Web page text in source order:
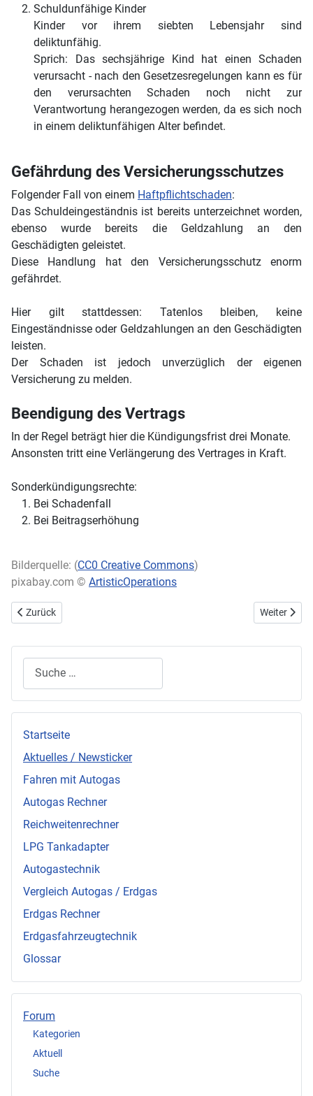
Schuldunfähige Kinder
Kinder vor ihrem siebten Lebensjahr sind
deliktunfähig.
Sprich: Das sechsjährige Kind hat einen Schaden
verursacht - nach den Gesetzesregelungen kann es für
den verursachten Schaden noch nicht zur
Verantwortung herangezogen werden, da es sich noch
in einem deliktunfähigen Alter befindet.
Gefährdung des Versicherungsschutzes
Folgender Fall von einem Haftpflichtschaden:
Das Schuldeingeständnis ist bereits unterzeichnet worden,
ebenso wurde bereits die Geldzahlung an den
Geschädigten geleistet.
Diese Handlung hat den Versicherungsschutz enorm
gefährdet.
Hier gilt stattdessen: Tatenlos bleiben, keine
Eingeständnisse oder Geldzahlungen an den Geschädigten
leisten.
Der Schaden ist jedoch unverzüglich der eigenen
Versicherung zu melden.
Beendigung des Vertrags
In der Regel beträgt hier die Kündigungsfrist drei Monate.
Ansonsten tritt eine Verlängerung des Vertrages in Kraft.
Sonderkündigungsrechte:
Bei Schadenfall
Bei Beitragserhöhung
Bilderquelle: (CC0 Creative Commons)
pixabay.com © ArtisticOperations
Vorheriger Beitrag: Das Unfallgutachten im Überblick
Zurück Nächster
Weiter
Startseite
Aktuelles / Newsticker
Fahren mit Autogas
Autogas Rechner
Reichweitenrechner
LPG Tankadapter
Autogastechnik
Vergleich Autogas / Erdgas
Erdgas Rechner
Erdgasfahrzeugtechnik
Glossar
Forum
Kategorien
Aktuell
Suche